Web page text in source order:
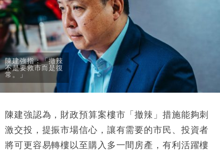
陳建強指：「撤辣
不是要救市而是復
常。」
陳建強認為，財政預算案樓市「撤辣」措施能夠刺
激交投，提振市場信心，讓有需要的市民、投資者
將可更容易轉樓以至購入多一間房產，有利活躍樓